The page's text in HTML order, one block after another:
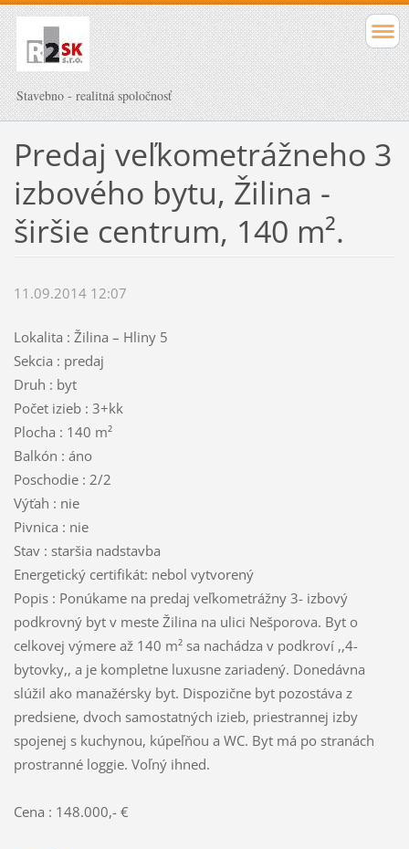
Stavebno - realitná spoločnosť
Predaj veľkometrážneho 3
izbového bytu, Žilina -
širšie centrum, 140 m².
11.09.2014 12:07
Lokalita : Žilina – Hliny 5
Sekcia : predaj
Druh : byt
Počet izieb : 3+kk
Plocha : 140 m²
Balkón : áno
Poschodie : 2/2
Výťah : nie
Pivnica : nie
Stav : staršia nadstavba
Energetický certifikát: nebol vytvorený
Popis : Ponúkame na predaj veľkometrážny 3- izbový
podkrovný byt v meste Žilina na ulici Nešporova. Byt o
celkovej výmere až 140 m² sa nachádza v podkroví ,,4-
bytovky,, a je kompletne luxusne zariadený. Donedávna
slúžil ako manažérsky byt. Dispozične byt pozostáva z
predsiene, dvoch samostatných izieb, priestrannej izby
spojenej s kuchynou, kúpeľňou a WC. Byt má po stranách
prostranné loggie. Voľný ihned.
Cena : 148.000,- €